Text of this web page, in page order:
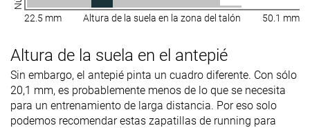
22.5 mm Altura de la suela en la zona del talón 50.1 mm
Altura de la suela en el antepié
Sin embargo, el antepié pinta un cuadro diferente. Con sólo
20,1 mm, es probablemente menos de lo que se necesita
para un entrenamiento de larga distancia. Por eso solo
podemos recomendar estas zapatillas de running para